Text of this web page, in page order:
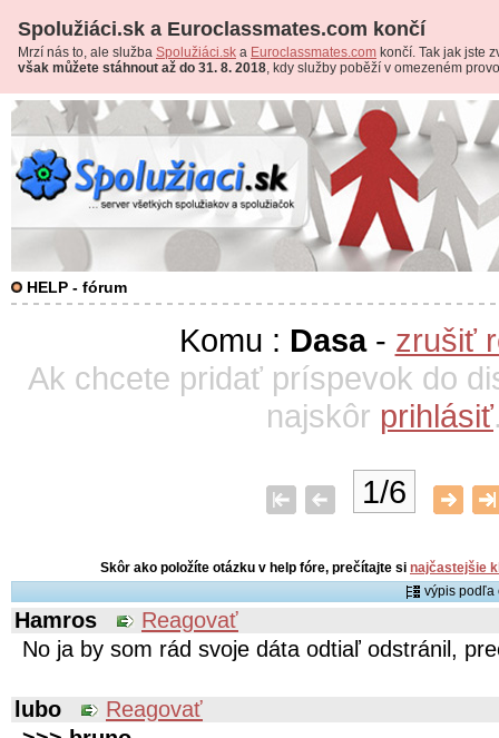
Spolužiáci.sk a Euroclassmates.com končí
Mrzí nás to, ale služba Spolužiáci.sk a Euroclassmates.com končí. Tak jak jste
však můžete stáhnout až do 31. 8. 2018, kdy služby poběží v omezeném
HELP - fórum
Komu : Dasa- zrušiť
Ak chcete pridať príspevok do
najskôr prihlásiť
1/6
Skôr ako položíte otázku v help fóre, prečítajte si najčastejšie
výpis
Hamros
Reagovať
No ja by som rád svoje dáta odtiaľ odstránil,
lubo
Reagovať